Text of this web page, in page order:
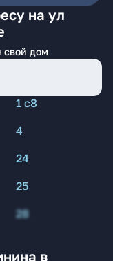
на ул
свой дом
1 с8
4
24
25
28
в